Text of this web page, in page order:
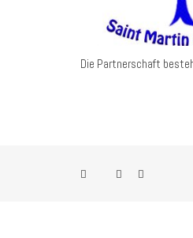
Die Partnerschaft